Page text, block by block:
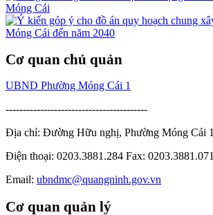
Cơ quan chủ quản
UBND Phường Móng Cái 1
-----------------------------------------
Địa chỉ: Đường Hữu nghị, Phường Móng Cái 1
Điện thoại: 0203.3881.284 Fax: 0203.3881.071
Email: ubndmc@quangninh.gov.vn
Cơ quan quản lý